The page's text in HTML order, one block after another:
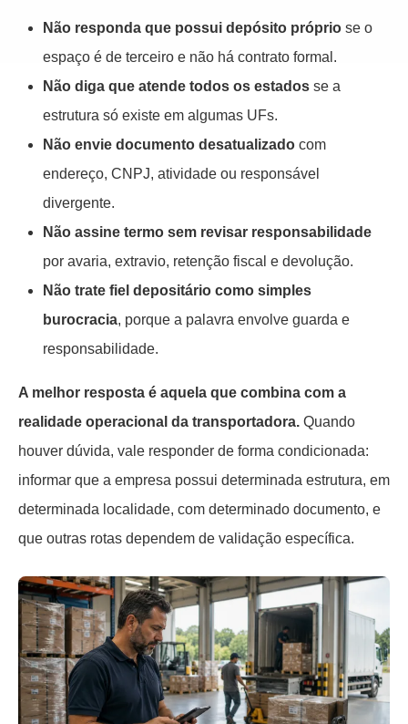
Não responda que possui depósito próprio se o
espaço é de terceiro e não há contrato formal.
Não diga que atende todos os estados se a
estrutura só existe em algumas UFs.
Não envie documento desatualizado com
endereço, CNPJ, atividade ou responsável
divergente.
Não assine termo sem revisar responsabilidade
por avaria, extravio, retenção fiscal e devolução.
Não trate fiel depositário como simples
burocracia, porque a palavra envolve guarda e
responsabilidade.
A melhor resposta é aquela que combina com a
realidade operacional da transportadora. Quando
houver dúvida, vale responder de forma condicionada:
informar que a empresa possui determinada estrutura, em
determinada localidade, com determinado documento, e
que outras rotas dependem de validação específica.